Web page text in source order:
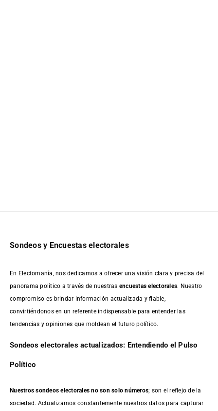
Sondeos y Encuestas electorales
En Electomanía, nos dedicamos a ofrecer una visión clara y precisa del
panorama político a través de nuestras encuestas electorales. Nuestro
compromiso es brindar información actualizada y fiable,
convirtiéndonos en un referente indispensable para entender las
tendencias y opiniones que moldean el futuro político.
Sondeos electorales actualizados: Entendiendo el Pulso
Político
Nuestros sondeos electorales no son solo números; son el reflejo de la
sociedad. Actualizamos constantemente nuestros datos para capturar